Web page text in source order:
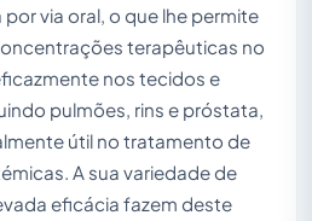
via oral, o que lhe permite
terapêuticas no
nos tecidos e
pulmões, rins e próstata,
útil no tratamento de
A sua variedade de
eficácia fazem deste